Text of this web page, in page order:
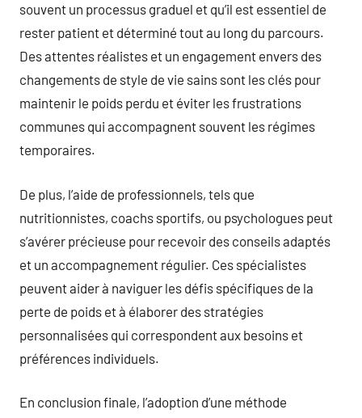
souvent un processus graduel et qu’il est essentiel de
rester patient et déterminé tout au long du parcours.
Des attentes réalistes et un engagement envers des
changements de style de vie sains sont les clés pour
maintenir le poids perdu et éviter les frustrations
communes qui accompagnent souvent les régimes
temporaires.
De plus, l’aide de professionnels, tels que
nutritionnistes, coachs sportifs, ou psychologues peut
s’avérer précieuse pour recevoir des conseils adaptés
et un accompagnement régulier. Ces spécialistes
peuvent aider à naviguer les défis spécifiques de la
perte de poids et à élaborer des stratégies
personnalisées qui correspondent aux besoins et
préférences individuels.
En conclusion finale, l’adoption d’une méthode